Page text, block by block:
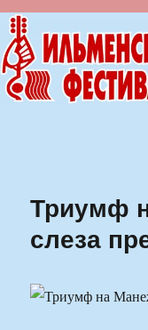
Ильменский
Триумф
слеза